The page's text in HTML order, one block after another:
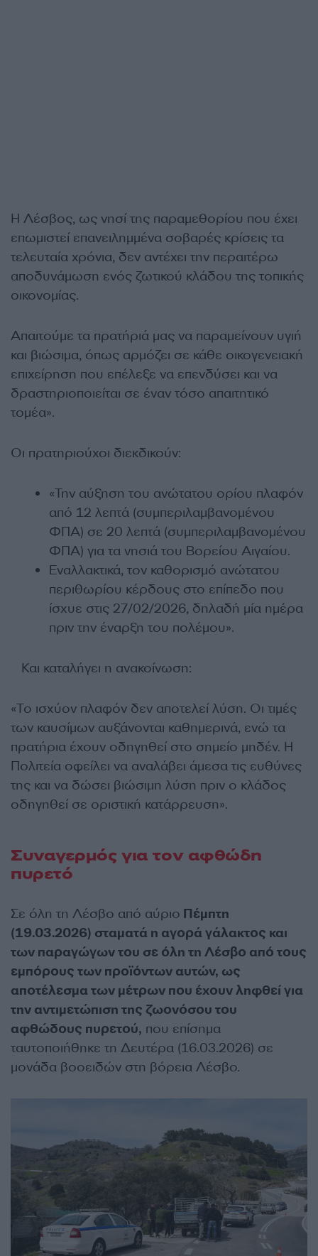
Η Λέσβος, ως νησί της παραμεθορίου που έχει
επωμιστεί επανειλημμένα σοβαρές κρίσεις τα
τελευταία χρόνια, δεν αντέχει την περαιτέρω
αποδυνάμωση ενός ζωτικού κλάδου της τοπικής
οικονομίας.
Απαιτούμε τα πρατήριά μας να παραμείνουν υγιή
και βιώσιμα, όπως αρμόζει σε κάθε οικογενειακή
επιχείρηση που επέλεξε να επενδύσει και να
δραστηριοποιείται σε έναν τόσο απαιτητικό
τομέα».
Οι πρατηριούχοι διεκδικούν:
«Την αύξηση του ανώτατου ορίου πλαφόν
από 12 λεπτά (συμπεριλαμβανομένου
ΦΠΑ) σε 20 λεπτά (συμπεριλαμβανομένου
ΦΠΑ) για τα νησιά του Βορείου Αιγαίου.
Εναλλακτικά, τον καθορισμό ανώτατου
περιθωρίου κέρδους στο επίπεδο που
ίσχυε στις 27/02/2026, δηλαδή μία ημέρα
πριν την έναρξη του πολέμου».
Και καταλήγει η ανακοίνωση:
«Το ισχύον πλαφόν δεν αποτελεί λύση. Οι τιμές
των καυσίμων αυξάνονται καθημερινά, ενώ τα
πρατήρια έχουν οδηγηθεί στο σημείο μηδέν. Η
Πολιτεία οφείλει να αναλάβει άμεσα τις ευθύνες
της και να δώσει βιώσιμη λύση πριν ο κλάδος
οδηγηθεί σε οριστική κατάρρευση».
Συναγερμός για τον αφθώδη
πυρετό
Σε όλη τη Λέσβο από αύριο Πέμπτη
(19.03.2026) σταματά η αγορά γάλακτος και
των παραγώγων του σε όλη τη Λέσβο από τους
εμπόρους των προϊόντων αυτών, ως
αποτέλεσμα των μέτρων που έχουν ληφθεί για
την αντιμετώπιση της ζωονόσου του
αφθώδους πυρετού, που επίσημα
ταυτοποιήθηκε τη Δευτέρα (16.03.2026) σε
μονάδα βοοειδών στη βόρεια Λέσβο.